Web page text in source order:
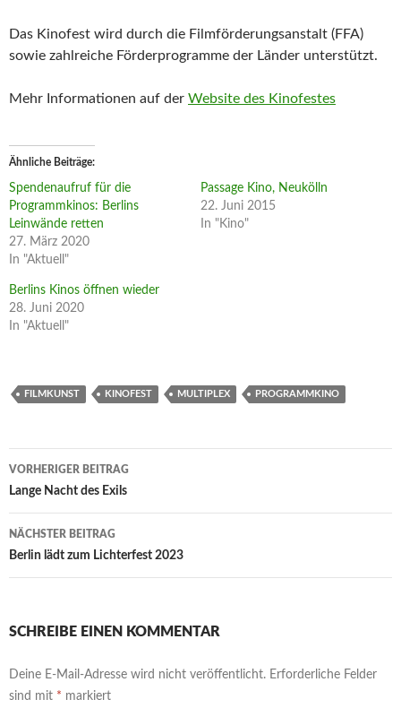
Das Kinofest wird durch die Filmförderungsanstalt (FFA)
sowie zahlreiche Förderprogramme der Länder unterstützt.
Mehr Informationen auf der Website des Kinofestes
Ähnliche Beiträge
Spendenaufruf für die
Programmkinos: Berlins
Leinwände retten
27. März 2020
In "Aktuell"
Passage Kino, Neukölln
22. Juni 2015
In "Kino"
Berlins Kinos öffnen wieder
28. Juni 2020
In "Aktuell"
FILMKUNST KINOFEST MULTIPLEX PROGRAMMKINO
Beitragsnavigation
VORHERIGER BEITRAG
Lange Nacht des Exils
NÄCHSTER BEITRAG
Berlin lädt zum Lichterfest 2023
SCHREIBE EINEN KOMMENTAR
Deine E-Mail-Adresse wird nicht veröffentlicht. Erforderliche Felder
sind mit * markiert